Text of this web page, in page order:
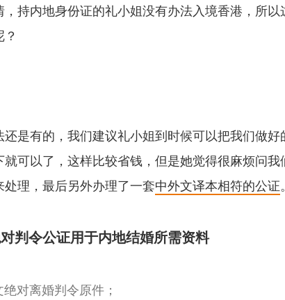
，持内地身份证的礼小姐没有办法入境香港，所
是有的，我们建议礼小姐到时候可以把我们做
可以了，这样比较省钱，但是她觉得很麻烦问
理，最后另外办理了一套中外文译本相符的公证。
判令公证用于内地结婚所需资料
对离婚判令原件；